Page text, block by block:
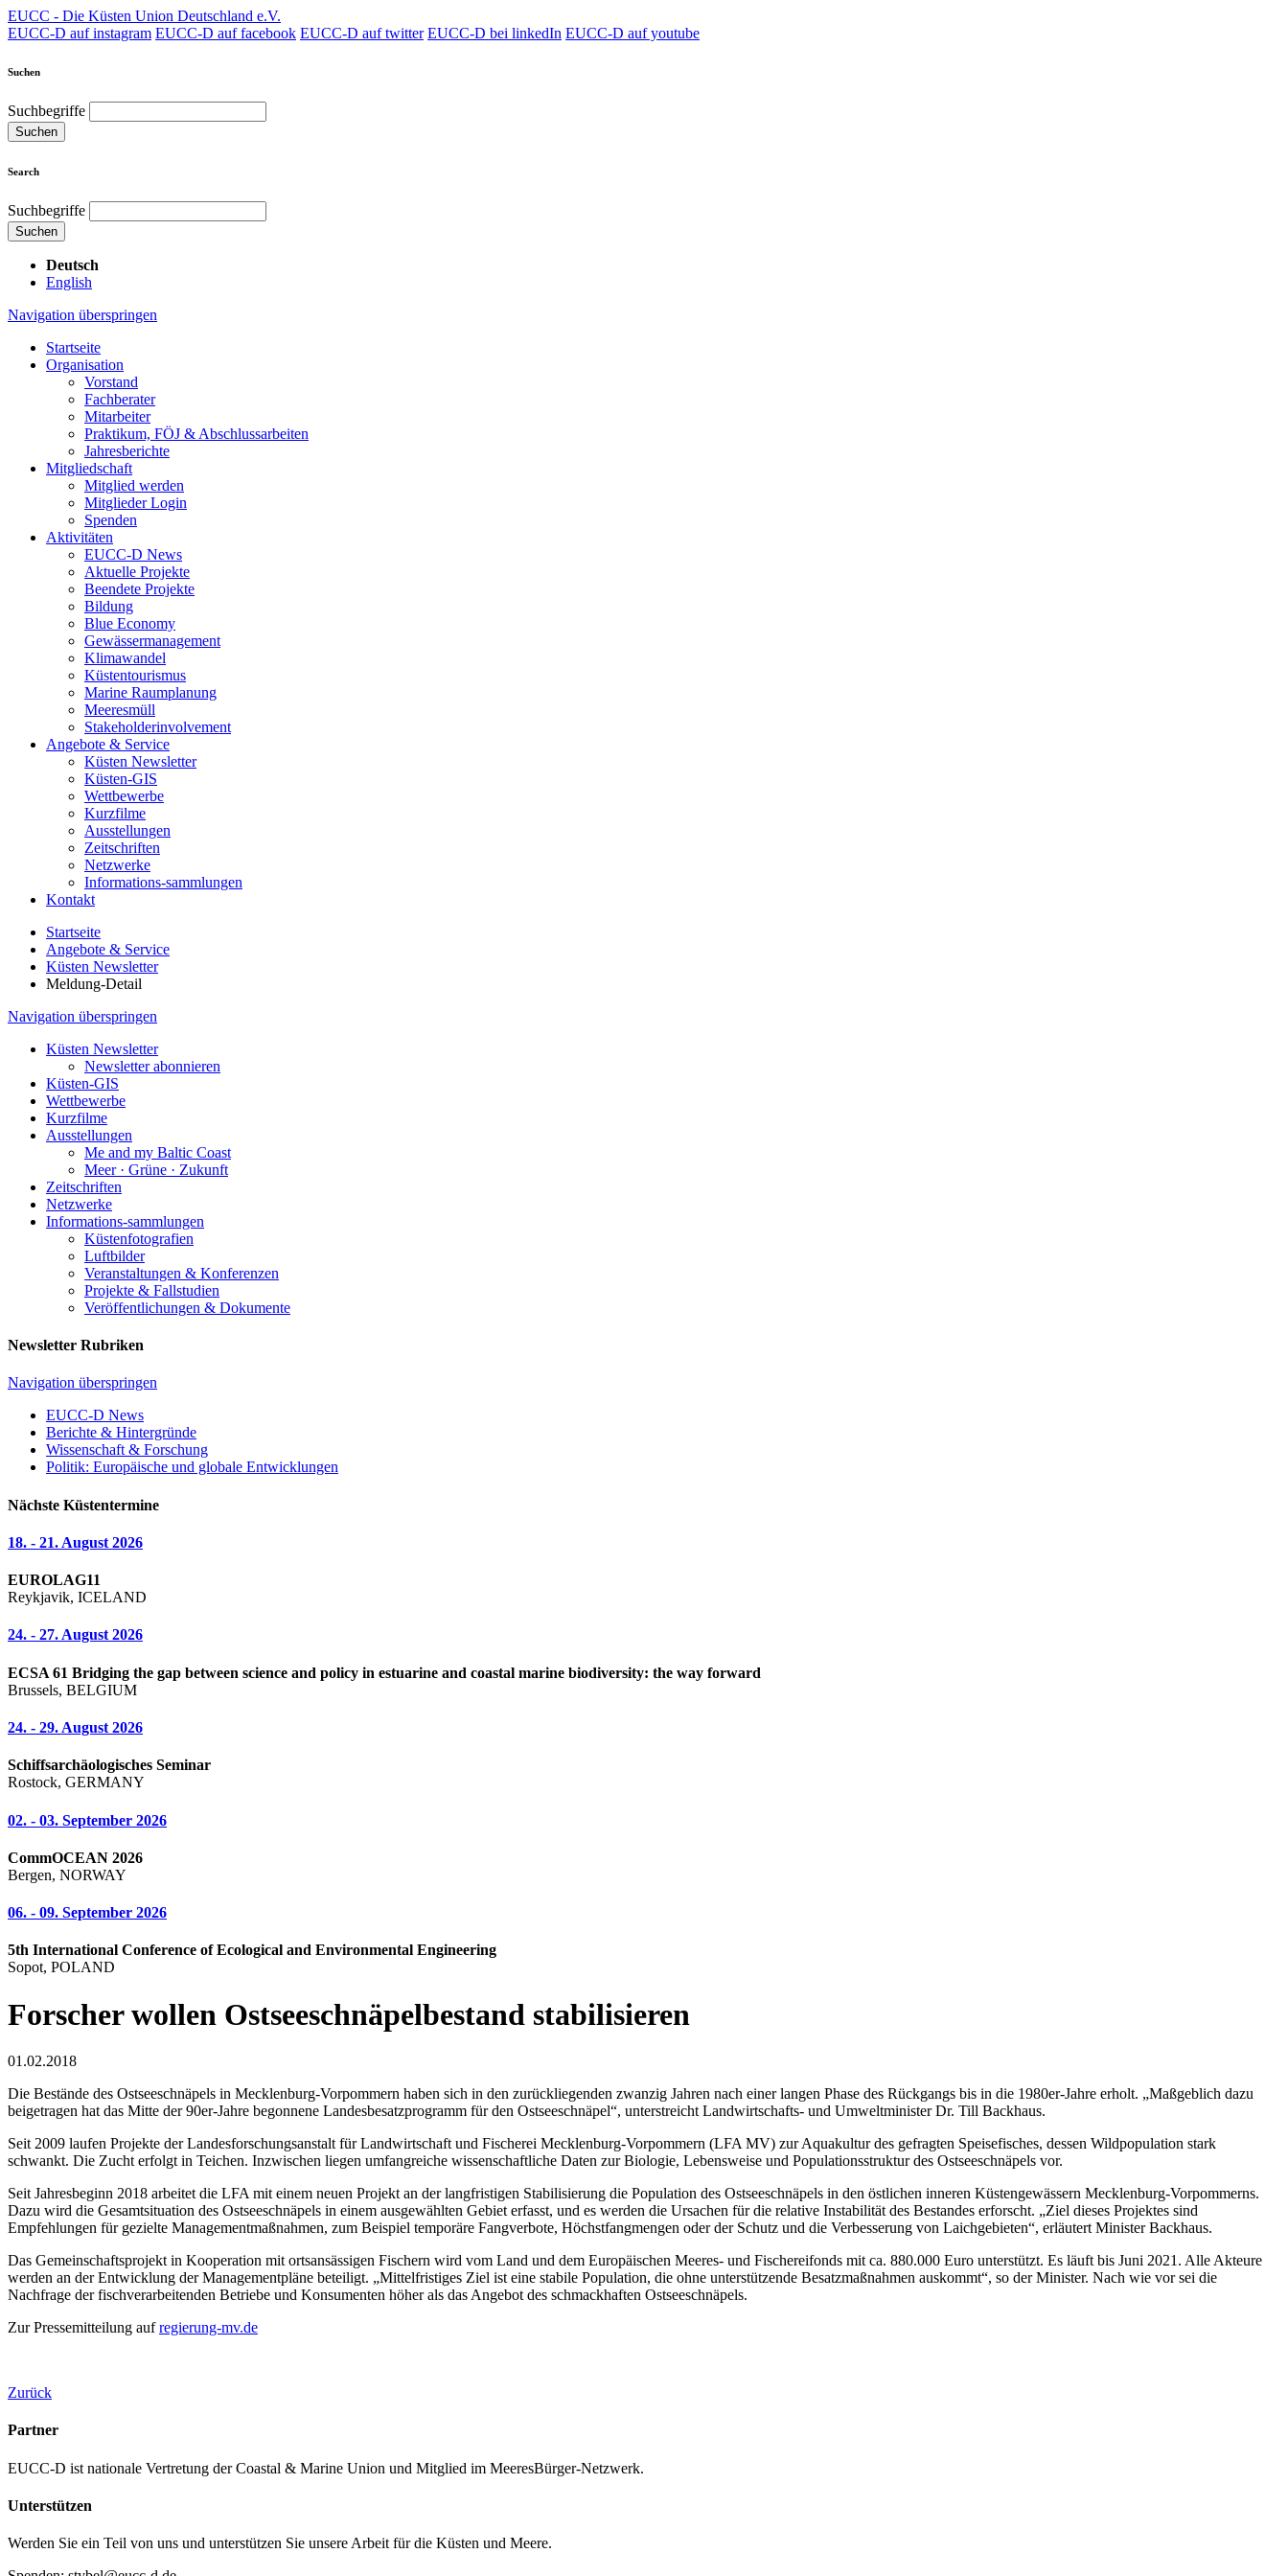
EUCC - Die Küsten Union Deutschland e.V.
EUCC-D auf instagram EUCC-D auf facebook EUCC-D auf twitter EUCC-D bei linkedIn EUCC-D auf youtube
Suchen
Suchbegriffe
Suchen
Search
Suchbegriffe
Suchen
Deutsch
English
Navigation überspringen
Startseite
Organisation
Vorstand
Fachberater
Mitarbeiter
Praktikum, FÖJ & Abschlussarbeiten
Jahresberichte
Mitgliedschaft
Mitglied werden
Mitglieder Login
Spenden
Aktivitäten
EUCC-D News
Aktuelle Projekte
Beendete Projekte
Bildung
Blue Economy
Gewässermanagement
Klimawandel
Küstentourismus
Marine Raumplanung
Meeresmüll
Stakeholderinvolvement
Angebote & Service
Küsten Newsletter
Küsten-GIS
Wettbewerbe
Kurzfilme
Ausstellungen
Zeitschriften
Netzwerke
Informations-sammlungen
Kontakt
Startseite
Angebote & Service
Küsten Newsletter
Meldung-Detail
Navigation überspringen
Küsten Newsletter
Newsletter abonnieren
Küsten-GIS
Wettbewerbe
Kurzfilme
Ausstellungen
Me and my Baltic Coast
Meer · Grüne · Zukunft
Zeitschriften
Netzwerke
Informations-sammlungen
Küstenfotografien
Luftbilder
Veranstaltungen & Konferenzen
Projekte & Fallstudien
Veröffentlichungen & Dokumente
Newsletter Rubriken
Navigation überspringen
EUCC-D News
Berichte & Hintergründe
Wissenschaft & Forschung
Politik: Europäische und globale Entwicklungen
Nächste Küstentermine
18. - 21. August 2026
EUROLAG11
Reykjavik, ICELAND
24. - 27. August 2026
ECSA 61 Bridging the gap between science and policy in estuarine and coastal marine biodiversity: the way forward
Brussels, BELGIUM
24. - 29. August 2026
Schiffsarchäologisches Seminar
Rostock, GERMANY
02. - 03. September 2026
CommOCEAN 2026
Bergen, NORWAY
06. - 09. September 2026
5th International Conference of Ecological and Environmental Engineering
Sopot, POLAND
Forscher wollen Ostseeschnäpelbestand stabilisieren
01.02.2018
Die Bestände des Ostseeschnäpels in Mecklenburg-Vorpommern haben sich in den zurückliegenden zwanzig Jahren nach einer langen Phase des Rückgangs bis in die 1980er-Jahre erholt. „Maßgeblich dazu
beigetragen hat das Mitte der 90er-Jahre begonnene Landesbesatzprogramm für den Ostseeschnäpel“, unterstreicht Landwirtschafts- und Umweltminister Dr. Till Backhaus.
Seit 2009 laufen Projekte der Landesforschungsanstalt für Landwirtschaft und Fischerei Mecklenburg-Vorpommern (LFA MV) zur Aquakultur des gefragten Speisefisches, dessen Wildpopulation stark
schwankt. Die Zucht erfolgt in Teichen. Inzwischen liegen umfangreiche wissenschaftliche Daten zur Biologie, Lebensweise und Populationsstruktur des Ostseeschnäpels vor.
Seit Jahresbeginn 2018 arbeitet die LFA mit einem neuen Projekt an der langfristigen Stabilisierung die Population des Ostseeschnäpels in den östlichen inneren Küstengewässern Mecklenburg-Vorpommerns.
Dazu wird die Gesamtsituation des Ostseeschnäpels in einem ausgewählten Gebiet erfasst, und es werden die Ursachen für die relative Instabilität des Bestandes erforscht. „Ziel dieses Projektes sind
Empfehlungen für gezielte Managementmaßnahmen, zum Beispiel temporäre Fangverbote, Höchstfangmengen oder der Schutz und die Verbesserung von Laichgebieten“, erläutert Minister Backhaus.
Das Gemeinschaftsprojekt in Kooperation mit ortsansässigen Fischern wird vom Land und dem Europäischen Meeres- und Fischereifonds mit ca. 880.000 Euro unterstützt. Es läuft bis Juni 2021. Alle Akteure
werden an der Entwicklung der Managementpläne beteiligt. „Mittelfristiges Ziel ist eine stabile Population, die ohne unterstützende Besatzmaßnahmen auskommt“, so der Minister. Nach wie vor sei die
Nachfrage der fischverarbeitenden Betriebe und Konsumenten höher als das Angebot des schmackhaften Ostseeschnäpels.
Zur Pressemitteilung aufregierung-mv.de
Zurück
Partner
EUCC-D ist nationale Vertretung der Coastal & Marine Union und Mitglied im MeeresBürger-Netzwerk.
Unterstützen
Werden Sie ein Teil von uns und unterstützen Sie unsere Arbeit für die Küsten und Meere.